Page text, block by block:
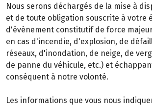
Nous serons déchargés de la mise à
et de toute obligation souscrite à votre
d'événement constitutif de force
en cas d'incendie, d'explosion, de
réseaux, d'inondation, de neige, de
de panne du véhicule, etc.) et
conséquent à notre volonté.
Les informations que vous nous